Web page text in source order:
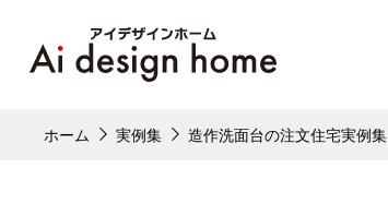
ホーム 実例集 造作洗面台の注文住宅実例集